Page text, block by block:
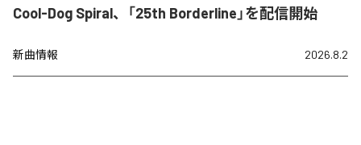
Cool-Dog Spiral、「25th Borderline」を配信開始
新曲情報 2026.8.2